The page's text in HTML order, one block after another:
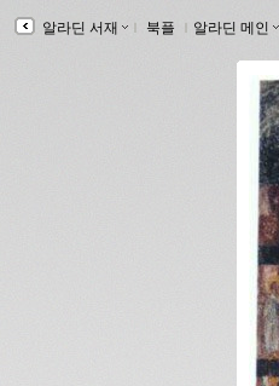
알라딘 서재 북플 알라딘 메인